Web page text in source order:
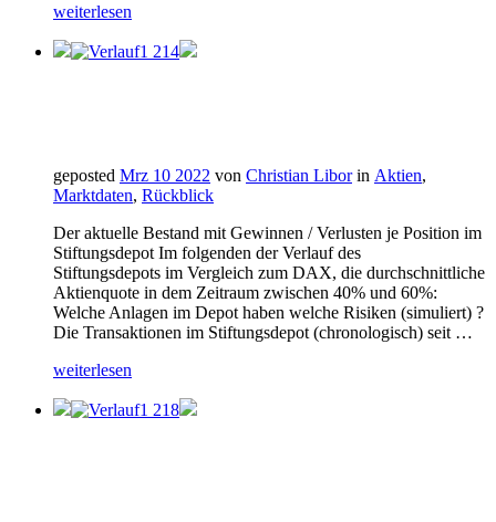
weiterlesen
geposted Mrz 10 2022 von Christian Libor in Aktien,
Marktdaten, Rückblick
Der aktuelle Bestand mit Gewinnen / Verlusten je Position im
Stiftungsdepot Im folgenden der Verlauf des
Stiftungsdepots im Vergleich zum DAX, die durchschnittliche
Aktienquote in dem Zeitraum zwischen 40% und 60%:
Welche Anlagen im Depot haben welche Risiken (simuliert) ?
Die Transaktionen im Stiftungsdepot (chronologisch) seit …
weiterlesen